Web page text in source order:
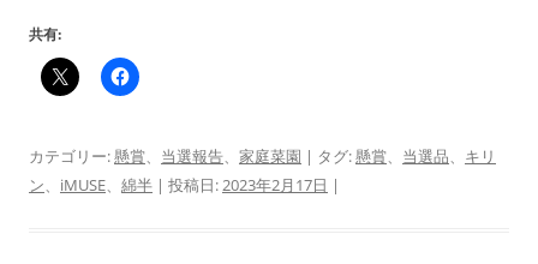
ン」
共有:
カテゴリー:懸賞、 当選報告、 家庭菜園 | タグ:懸賞、 当選品、 キリ
ン、 iMUSE、 綿半 | 投稿日:2023年2月17日 |